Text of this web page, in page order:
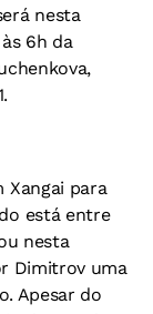
nesta
6h da
Xangai para
está entre
nesta
Dimitrov uma
Apesar do